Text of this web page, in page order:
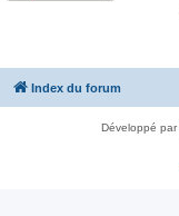
Index du forum
Développé par